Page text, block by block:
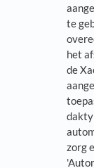
te
het
de
zorg